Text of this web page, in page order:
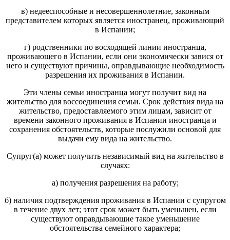
в) недееспособные и несовершеннолетние, законным
представителем которых является иностранец, проживающий
в Испании;
г) родственники по восходящей линии иностранца,
проживающего в Испании, если они экономически завися от
него и существуют причины, оправдывающие необходимость
разрешения их проживания в Испании.
Эти члены семьи иностранца могут получит вид на
жительство для воссоединения семьи. Срок действия вида на
жительство, предоставляемого этим лицам, зависит от
времени законного проживания в Испании иностранца и
сохранения обстоятельств, которые послужили основой для
выдачи ему вида на жительство.
Супруг(а) может получить независимый вид на жительство в
случаях:
а) получения разрешения на работу;
б) наличия подтверждения проживания в Испании с супругом
в течение двух лет; этот срок может быть уменьшен, если
существуют оправдывающие такое уменьшение
обстоятельства семейного характера;